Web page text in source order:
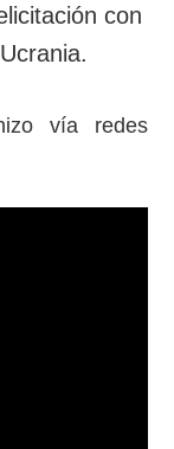
con
vía redes